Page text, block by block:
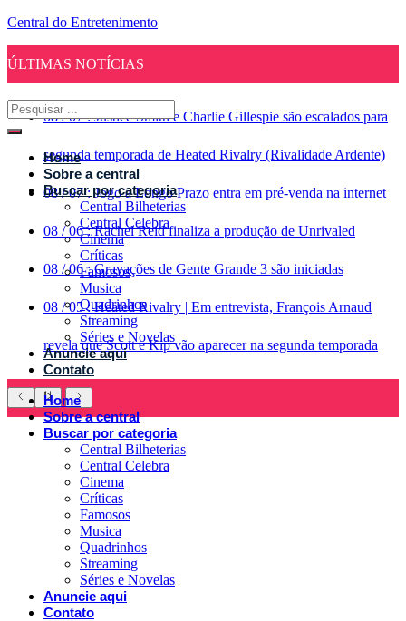
Central do Entretenimento
ÚLTIMAS NOTÍCIAS
08 / 07 : Justice Smith e Charlie Gillespie são escalados para
segunda temporada de Heated Rivalry (Rivalidade Ardente)
08 / 07 : Jogo a Longo Prazo entra em pré-venda na internet
08 / 06 : Rachel Reid finaliza a produção de Unrivaled
08 / 06 : Gravações de Gente Grande 3 são iniciadas
08 / 05 : Heated Rivalry | Em entrevista, François Arnaud
revela que Scott e Kip vão aparecer na segunda temporada
Home
Sobre a central
Buscar por categoria
Central Bilheterias
Central Celebra
Cinema
Críticas
Famosos
Musica
Quadrinhos
Streaming
Séries e Novelas
Anuncie aqui
Contato
Home
Sobre a central
Buscar por categoria
Central Bilheterias
Central Celebra
Cinema
Críticas
Famosos
Musica
Quadrinhos
Streaming
Séries e Novelas
Anuncie aqui
Contato